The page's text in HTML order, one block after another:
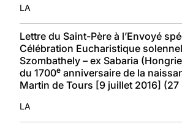
LA
Lettre du Saint-Père à l’Envoyé
Célébration Eucharistique
Szombathely – ex Sabaria
du 1700e anniversaire de la
Martin de Tours [9 juillet 2016] (27
LA